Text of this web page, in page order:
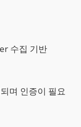
수집 기반
며 인증이 필요